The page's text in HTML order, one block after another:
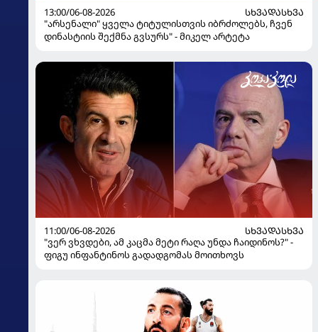
13:00/06-08-2026
ᲡᲮᲕᲐᲓᲐᲡᲮᲕᲐ
"არსენალი" ყველა ტიტულისთვის იბრძოლებს, ჩვენ
დინასტიის შექმნა გვსურს" - მიკელ არტეტა
11:00/06-08-2026
ᲡᲮᲕᲐᲓᲐᲡᲮᲕᲐ
"ვერ ვხვდები, ამ კაცმა მეტი რაღა უნდა ჩაიდინოს?" -
ფიგუ ინფანტინოს გადადგომას მოითხოვს